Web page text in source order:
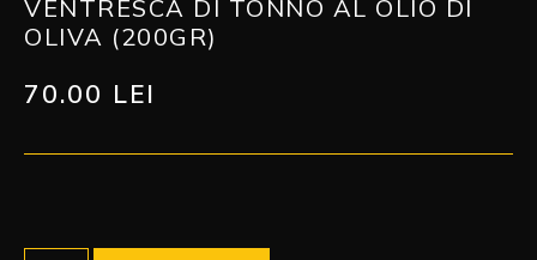
VENTRESCA DI TONNO AL OLIO DI
OLIVA (200GR)
70.00 LEI